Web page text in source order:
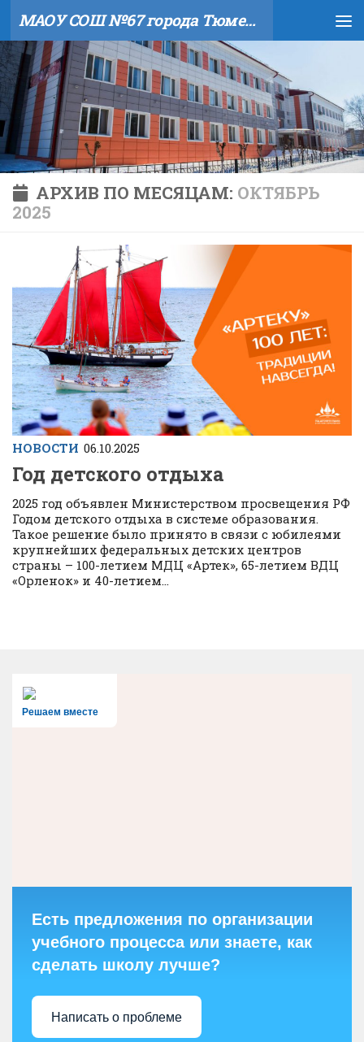
Skip to content МАОУ СОШ №67 города Тюмени
АРХИВ ПО МЕСЯЦАМ: ОКТЯБРЬ
2025
НОВОСТИ 06.10.2025
Год детского отдыха
2025 год объявлен Министерством просвещения РФ
Годом детского отдыха в системе образования.
Такое решение было принято в связи с юбилеями
крупнейших федеральных детских центров
страны – 100-летием МДЦ «Артек», 65-летием ВДЦ
«Орленок» и 40-летием...
Решаем вместе
Есть предложения по организации
учебного процесса или знаете, как
сделать школу лучше?
Написать о проблеме